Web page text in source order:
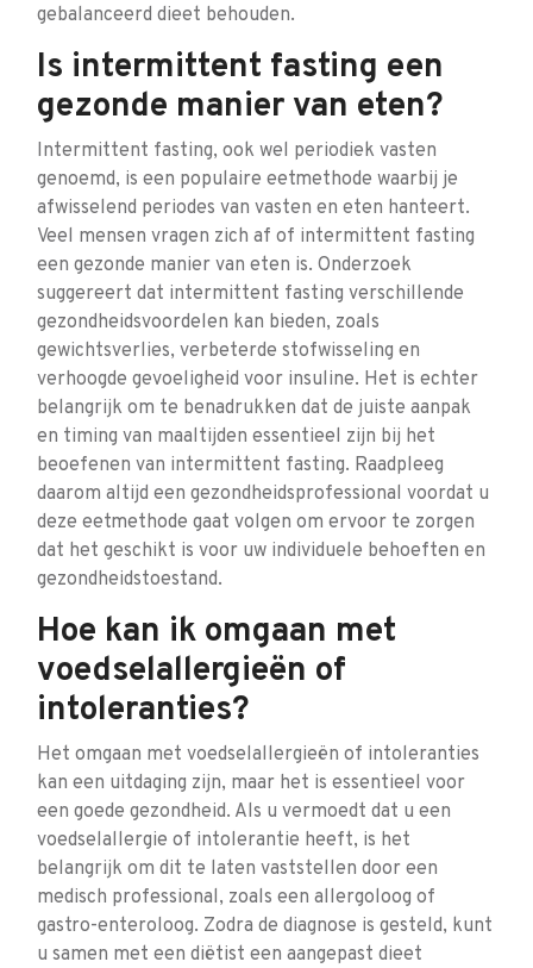
gebalanceerd dieet behouden.
Is intermittent fasting een
gezonde manier van eten?
Intermittent fasting, ook wel periodiek vasten
genoemd, is een populaire eetmethode waarbij je
afwisselend periodes van vasten en eten hanteert.
Veel mensen vragen zich af of intermittent fasting
een gezonde manier van eten is. Onderzoek
suggereert dat intermittent fasting verschillende
gezondheidsvoordelen kan bieden, zoals
gewichtsverlies, verbeterde stofwisseling en
verhoogde gevoeligheid voor insuline. Het is echter
belangrijk om te benadrukken dat de juiste aanpak
en timing van maaltijden essentieel zijn bij het
beoefenen van intermittent fasting. Raadpleeg
daarom altijd een gezondheidsprofessional voordat u
deze eetmethode gaat volgen om ervoor te zorgen
dat het geschikt is voor uw individuele behoeften en
gezondheidstoestand.
Hoe kan ik omgaan met
voedselallergieën of
intoleranties?
Het omgaan met voedselallergieën of intoleranties
kan een uitdaging zijn, maar het is essentieel voor
een goede gezondheid. Als u vermoedt dat u een
voedselallergie of intolerantie heeft, is het
belangrijk om dit te laten vaststellen door een
medisch professional, zoals een allergoloog of
gastro-enteroloog. Zodra de diagnose is gesteld, kunt
u samen met een diëtist een aangepast dieet